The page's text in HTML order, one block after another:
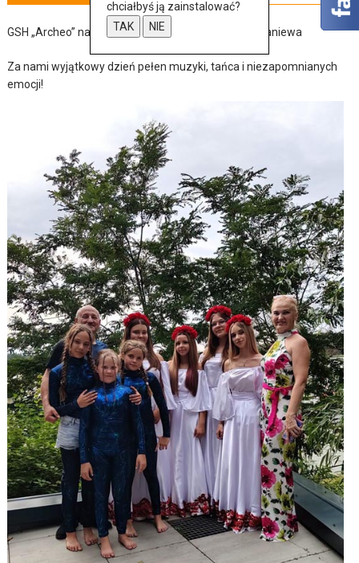
GSH „Archeo” na jubileuszu bratniej organizacji z Braniewa
Za nami wyjątkowy dzień pełen muzyki, tańca i niezapomnianych
emocji!
chciałbyś ją zainstalować?
TAK
NIE